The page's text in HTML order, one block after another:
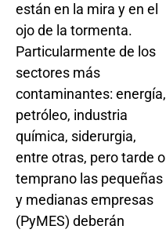
están en la mira y en el
ojo de la tormenta.
Particularmente de los
sectores más
contaminantes: energía,
petróleo, industria
química, siderurgia,
entre otras, pero tarde o
temprano las pequeñas
y medianas empresas
(PyMES) deberán